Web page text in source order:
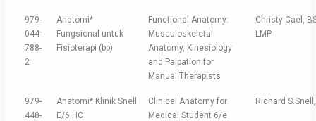
979-
044-
788-
2
Anatomi*
Fungsional untuk
Fisioterapi (bp)
Functional Anatomy:
Musculoskeletal
Anatomy, Kinesiology
and Palpation for
Manual Therapists
Christy Cael,
LMP
979-
448-
Anatomi* Klinik Snell
E/6 HC
Clinical Anatomy for
Medical Student 6/e
Richard